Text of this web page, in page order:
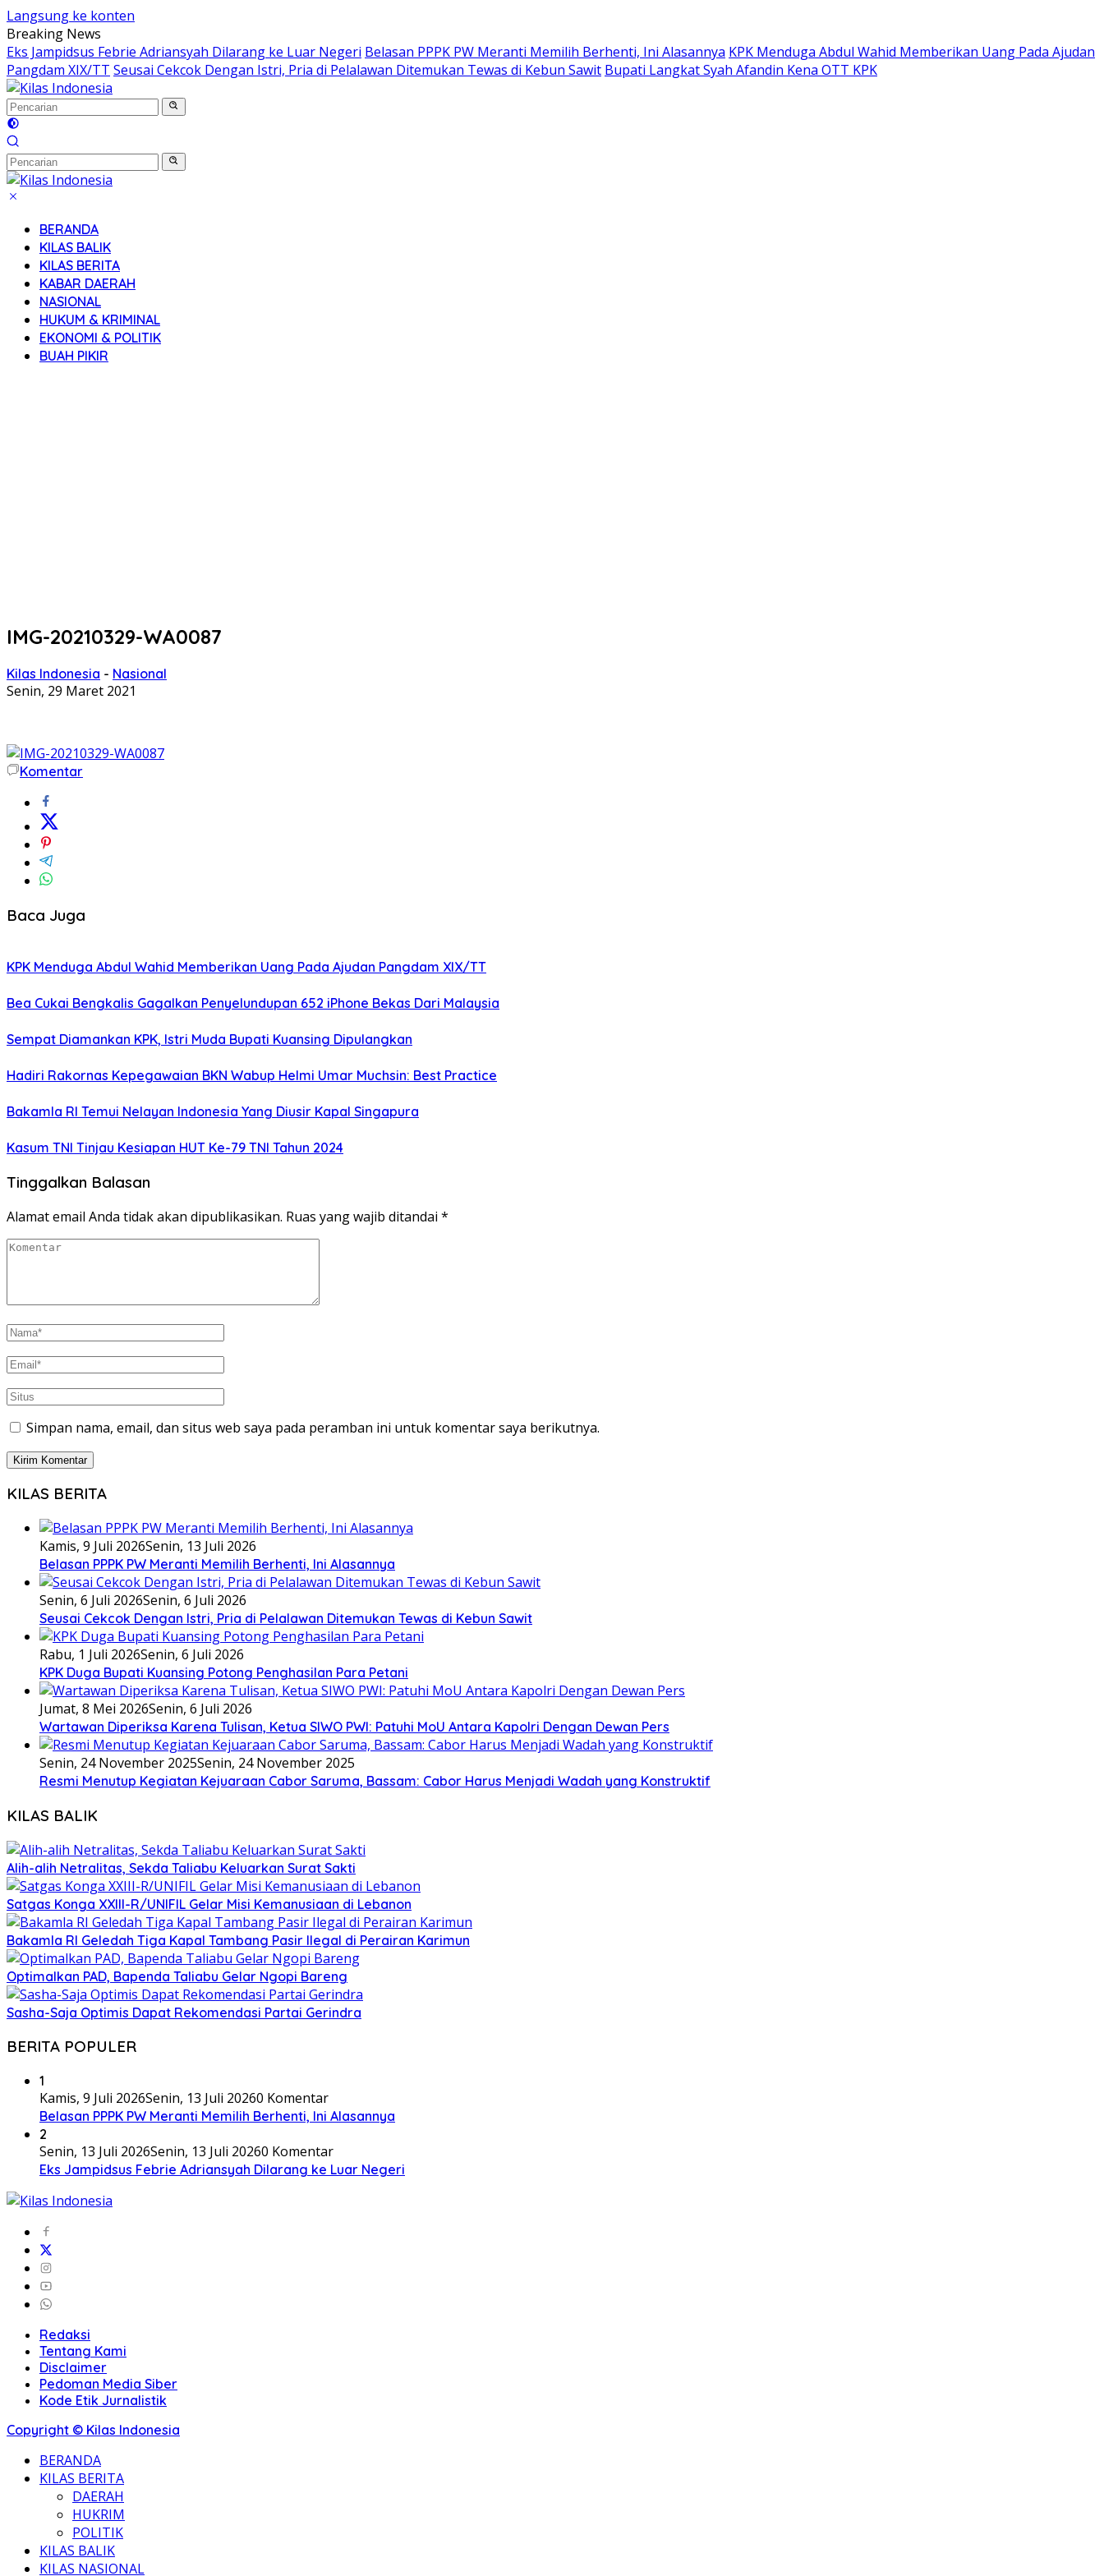
Langsung ke konten
Breaking News
Eks Jampidsus Febrie Adriansyah Dilarang ke Luar Negeri Belasan PPPK PW Meranti Memilih Berhenti, Ini Alasannya KPK Menduga Abdul Wahid Memberikan Uang Pada Ajudan
Pangdam XIX/TT Seusai Cekcok Dengan Istri, Pria di Pelalawan Ditemukan Tewas di Kebun Sawit Bupati Langkat Syah Afandin Kena OTT KPK
BERANDA
KILAS BALIK
KILAS BERITA
KABAR DAERAH
NASIONAL
HUKUM & KRIMINAL
EKONOMI & POLITIK
BUAH PIKIR
IMG-20210329-WA0087
Kilas Indonesia - Nasional
Senin, 29 Maret 2021
Komentar
Baca Juga
KPK Menduga Abdul Wahid Memberikan Uang Pada Ajudan Pangdam XIX/TT
Bea Cukai Bengkalis Gagalkan Penyelundupan 652 iPhone Bekas Dari Malaysia
Sempat Diamankan KPK, Istri Muda Bupati Kuansing Dipulangkan
Hadiri Rakornas Kepegawaian BKN Wabup Helmi Umar Muchsin: Best Practice
Bakamla RI Temui Nelayan Indonesia Yang Diusir Kapal Singapura
Kasum TNI Tinjau Kesiapan HUT Ke-79 TNI Tahun 2024
Tinggalkan Balasan
Alamat email Anda tidak akan dipublikasikan. Ruas yang wajib ditandai *
Simpan nama, email, dan situs web saya pada peramban ini untuk komentar saya berikutnya.
KILAS BERITA
Kamis, 9 Juli 2026Senin, 13 Juli 2026
Belasan PPPK PW Meranti Memilih Berhenti, Ini Alasannya
Senin, 6 Juli 2026Senin, 6 Juli 2026
Seusai Cekcok Dengan Istri, Pria di Pelalawan Ditemukan Tewas di Kebun Sawit
Rabu, 1 Juli 2026Senin, 6 Juli 2026
KPK Duga Bupati Kuansing Potong Penghasilan Para Petani
Jumat, 8 Mei 2026Senin, 6 Juli 2026
Wartawan Diperiksa Karena Tulisan, Ketua SIWO PWI: Patuhi MoU Antara Kapolri Dengan Dewan Pers
Senin, 24 November 2025Senin, 24 November 2025
Resmi Menutup Kegiatan Kejuaraan Cabor Saruma, Bassam: Cabor Harus Menjadi Wadah yang Konstruktif
KILAS BALIK
Alih-alih Netralitas, Sekda Taliabu Keluarkan Surat Sakti
Satgas Konga XXIII-R/UNIFIL Gelar Misi Kemanusiaan di Lebanon
Bakamla RI Geledah Tiga Kapal Tambang Pasir Ilegal di Perairan Karimun
Optimalkan PAD, Bapenda Taliabu Gelar Ngopi Bareng
Sasha-Saja Optimis Dapat Rekomendasi Partai Gerindra
BERITA POPULER
1
Kamis, 9 Juli 2026Senin, 13 Juli 20260 Komentar
Belasan PPPK PW Meranti Memilih Berhenti, Ini Alasannya
2
Senin, 13 Juli 2026Senin, 13 Juli 20260 Komentar
Eks Jampidsus Febrie Adriansyah Dilarang ke Luar Negeri
Redaksi
Tentang Kami
Disclaimer
Pedoman Media Siber
Kode Etik Jurnalistik
Copyright © Kilas Indonesia
BERANDA
KILAS BERITA
DAERAH
HUKRIM
POLITIK
KILAS BALIK
KILAS NASIONAL